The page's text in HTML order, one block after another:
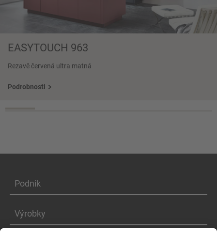
EASYTOUCH 963
Rezavě červená ultra matná
Podrobnosti
Podnik
Výrobky